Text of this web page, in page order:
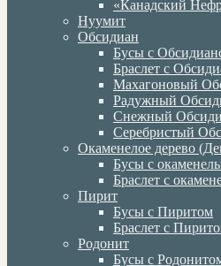
«Канадский
Нуумит
Обсидиан
Бусы с
Браслет с
Махагоновый
Радужный
Снежный
Серебристый
Окаменелое дерево
Бусы с
Браслет с
Пирит
Бусы с Пиритом
Браслет с
Родонит
Бусы с